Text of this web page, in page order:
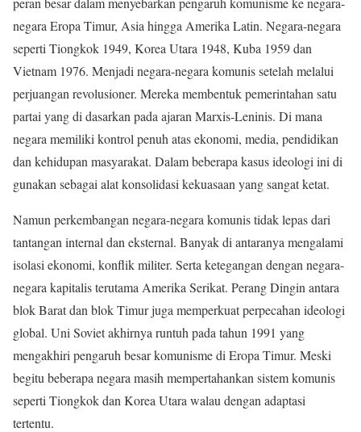
negara Eropa Timur, Asia hingga Amerika Latin. Negara-negara
seperti Tiongkok 1949, Korea Utara 1948, Kuba 1959 dan
Vietnam 1976. Menjadi negara-negara komunis setelah melalui
perjuangan revolusioner. Mereka membentuk pemerintahan satu
partai yang di dasarkan pada ajaran Marxis-Leninis. Di mana
negara memiliki kontrol penuh atas ekonomi, media, pendidikan
dan kehidupan masyarakat. Dalam beberapa kasus ideologi ini di
gunakan sebagai alat konsolidasi kekuasaan yang sangat ketat.
Namun perkembangan negara-negara komunis tidak lepas dari
tantangan internal dan eksternal. Banyak di antaranya mengalami
isolasi ekonomi, konflik militer. Serta ketegangan dengan negara-
negara kapitalis terutama Amerika Serikat. Perang Dingin antara
blok Barat dan blok Timur juga memperkuat perpecahan ideologi
global. Uni Soviet akhirnya runtuh pada tahun 1991 yang
mengakhiri pengaruh besar komunisme di Eropa Timur. Meski
begitu beberapa negara masih mempertahankan sistem komunis
seperti Tiongkok dan Korea Utara walau dengan adaptasi
tertentu.